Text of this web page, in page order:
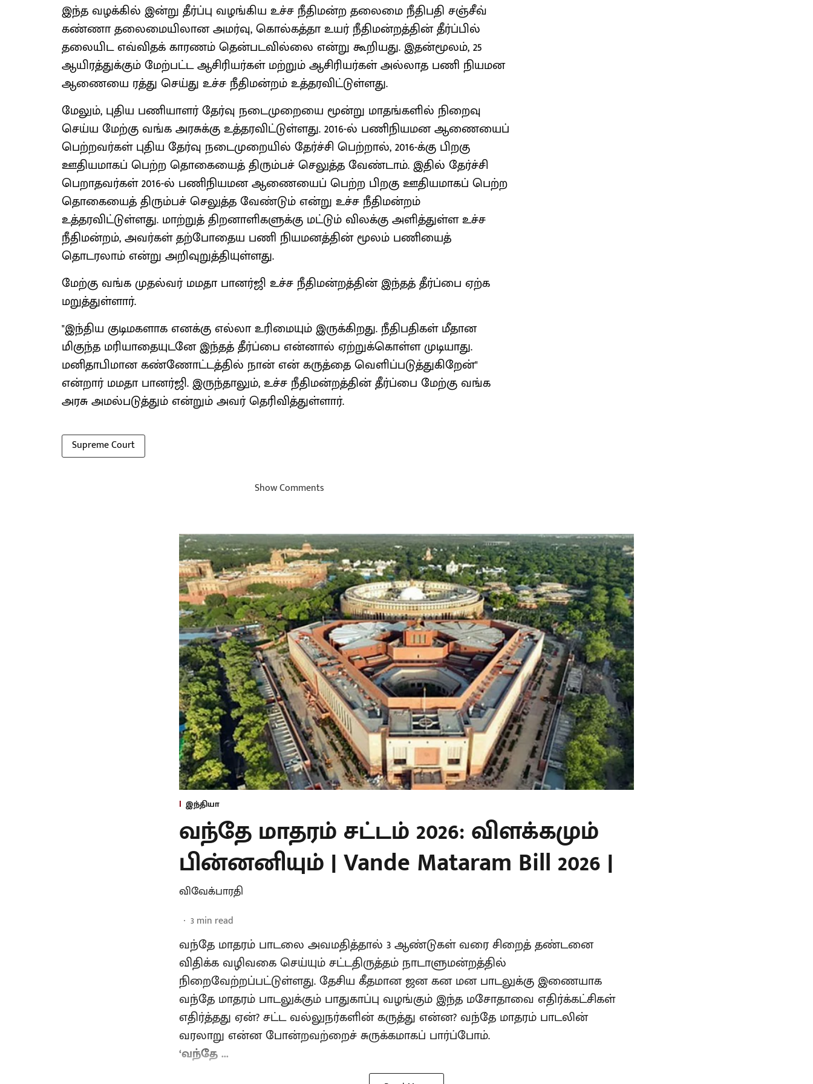
இந்த வழக்கில் இன்று தீர்ப்பு வழங்கிய உச்ச நீதிமன்ற தலைமை நீதிபதி சஞ்சீவ்
கண்ணா தலைமையிலான அமர்வு, கொல்கத்தா உயர் நீதிமன்றத்தின் தீர்ப்பில்
தலையிட எவ்விதக் காரணம் தென்படவில்லை என்று கூறியது. இதன்மூலம், 25
ஆயிரத்துக்கும் மேற்பட்ட ஆசிரியர்கள் மற்றும் ஆசிரியர்கள் அல்லாத பணி நியமன
ஆணையை ரத்து செய்து உச்ச நீதிமன்றம் உத்தரவிட்டுள்ளது.
மேலும், புதிய பணியாளர் தேர்வு நடைமுறையை மூன்று மாதங்களில் நிறைவு
செய்ய மேற்கு வங்க அரசுக்கு உத்தரவிட்டுள்ளது. 2016-ல் பணிநியமன ஆணையைப்
பெற்றவர்கள் புதிய தேர்வு நடைமுறையில் தேர்ச்சி பெற்றால், 2016-க்கு பிறகு
ஊதியமாகப் பெற்ற தொகையைத் திரும்பச் செலுத்த வேண்டாம். இதில் தேர்ச்சி
பெறாதவர்கள் 2016-ல் பணிநியமன ஆணையைப் பெற்ற பிறகு ஊதியமாகப் பெற்ற
தொகையைத் திரும்பச் செலுத்த வேண்டும் என்று உச்ச நீதிமன்றம்
உத்தரவிட்டுள்ளது. மாற்றுத் திறனாளிகளுக்கு மட்டும் விலக்கு அளித்துள்ள உச்ச
நீதிமன்றம், அவர்கள் தற்போதைய பணி நியமனத்தின் மூலம் பணியைத்
தொடரலாம் என்று அறிவுறுத்தியுள்ளது.
மேற்கு வங்க முதல்வர் மமதா பானர்ஜி உச்ச நீதிமன்றத்தின் இந்தத் தீர்ப்பை ஏற்க
மறுத்துள்ளார்.
"இந்திய குடிமகளாக எனக்கு எல்லா உரிமையும் இருக்கிறது. நீதிபதிகள் மீதான
மிகுந்த மரியாதையுடனே இந்தத் தீர்ப்பை என்னால் ஏற்றுக்கொள்ள முடியாது.
மனிதாபிமான கண்ணோட்டத்தில் நான் என் கருத்தை வெளிப்படுத்துகிறேன்"
என்றார் மமதா பானர்ஜி. இருந்தாலும், உச்ச நீதிமன்றத்தின் தீர்ப்பை மேற்கு வங்க
அரசு அமல்படுத்தும் என்றும் அவர் தெரிவித்துள்ளார்.
Supreme Court
Show Comments
இந்தியா
வந்தே மாதரம் சட்டம் 2026: விளக்கமும்
பின்னனியும் | Vande Mataram Bill 2026 |
விவேக்பாரதி
3min read
வந்தே மாதரம் பாடலை அவமதித்தால் 3 ஆண்டுகள் வரை சிறைத் தண்டனை
விதிக்க வழிவகை செய்யும் சட்டதிருத்தம் நாடாளுமன்றத்தில்
நிறைவேற்றப்பட்டுள்ளது. தேசிய கீதமான ஜன கன மன பாடலுக்கு இணையாக
வந்தே மாதரம் பாடலுக்கும் பாதுகாப்பு வழங்கும் இந்த மசோதாவை எதிர்க்கட்சிகள்
எதிர்த்தது ஏன்? சட்ட வல்லுநர்களின் கருத்து என்ன? வந்தே மாதரம் பாடலின்
வரலாறு என்ன போன்றவற்றைச் சுருக்கமாகப் பார்ப்போம்.
‘வந்தே ...